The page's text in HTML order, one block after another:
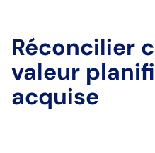
Réconcilier
valeur
acquise